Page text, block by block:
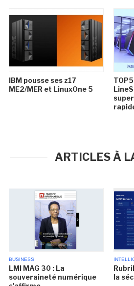
IBM pousse ses z17
ME2/MER et LinuxOne 5
ARTICLES À
BUSINESS
LMI MAG 30 : La
souveraineté numérique
la